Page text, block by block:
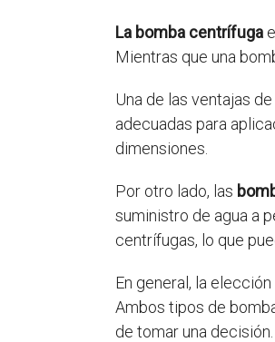
La bomba centrífuga
Mientras que una
Una de las ventajas de
adecuadas para
dimensiones.
Por otro lado, las
suministro de agua a
centrífugas, lo que
En general, la
Ambos tipos de
de tomar una decisión.